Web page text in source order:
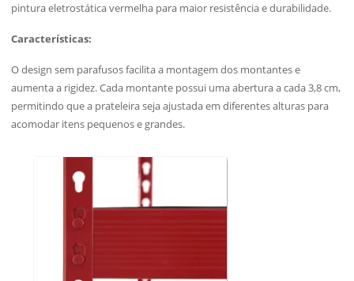
pintura eletrostática vermelha para maior resistência e durabilidade.
Características:
O design sem parafusos facilita a montagem dos montantes e
aumenta a rigidez. Cada montante possui uma abertura a cada 3,8 cm,
permitindo que a prateleira seja ajustada em diferentes alturas para
acomodar itens pequenos e grandes.